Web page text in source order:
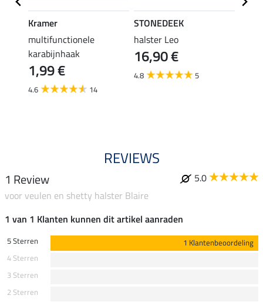
Kramer
multifunctionele
karabijnhaak
1,99 €
4.6 14
STONEDEEK
halster Leo
16,90 €
4.8 5
REVIEWS
1 Review
5.0
voor veulen en shetty halster Blaire
1 van 1 Klanten kunnen dit artikel aanraden
5 Sterren
1 Klantenbeoordeling
4 Sterren
3 Sterren
2 Sterren